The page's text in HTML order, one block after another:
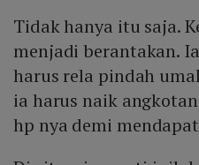
Tidak hanya itu saja.
menjadi berantakan.
harus rela pindah
ia harus naik
hp nya demi